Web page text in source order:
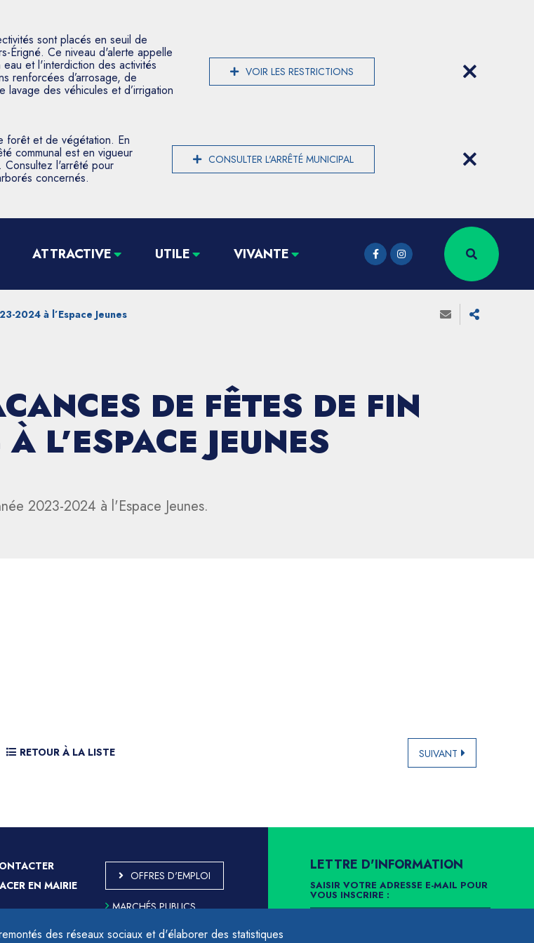
des réseaux sociaux et d'élaborer des statistiques
sont placés en seuil de
Érigné. Ce niveau d'alerte appelle
et l'interdiction des activités
renforcées d’arrosage, de
des véhicules et d’irrigation
VOIR LES RESTRICTIONS
forêt et de végétation. En
communal est en vigueur
Consultez l'arrêté pour
concernés.
CONSULTER L'ARRÊTÉ MUNICIPAL
ATTRACTIVE UTILE VIVANTE
2024 à l’Espace Jeunes
DE FÊTES DE FIN
L’ESPACE JEUNES
2023-2024 à l'Espace Jeunes.
RETOUR À LA LISTE SUIVANT
EN MAIRIE
OFFRES D'EMPLOI
MARCHÉS PUBLICS
CONFORME
LETTRE D'INFORMATION
SAISIR VOTRE ADRESSE E-MAIL POUR
VOUS INSCRIRE :